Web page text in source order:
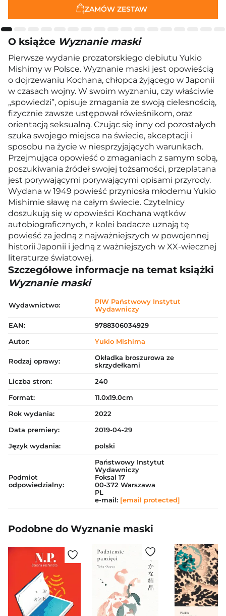
ZAMÓW ZESTAW
O książce Wyznanie maski
Pierwsze wydanie prozatorskiego debiutu Yukio
Mishimy w Polsce. Wyznanie maski jest opowieścią
o dojrzewaniu Kochana, chłopca żyjącego w Japonii
w czasach wojny. W swoim wyznaniu, czy właściwie
„spowiedzi”, opisuje zmagania ze swoją cielesnością,
fizycznie zawsze ustępował rówieśnikom, oraz
orientacją seksualną. Czując się inny od pozostałych
szuka swojego miejsca na świecie, akceptacji i
sposobu na życie w niesprzyjających warunkach.
Przejmująca opowieść o zmaganiach z samym sobą,
poszukiwania źródeł swojej tożsamości, przeplatana
jest porywającymi porywającymi opisami przyrody.
Wydana w 1949 powieść przyniosła młodemu Yukio
Mishimie sławę na całym świecie. Czytelnicy
doszukują się w opowieści Kochana wątków
autobiograficznych, z kolei badacze uznają tę
powieść za jedną z najważniejszych w powojennej
historii Japonii i jedną z ważniejszych w XX-wiecznej
literaturze światowej.
Szczegółowe informacje na temat książki
Wyznanie maski
Wydawnictwo:
PIW Państwowy Instytut
Wydawniczy
EAN:
9788306034929
Autor:
Yukio Mishima
Rodzaj oprawy:
Okładka broszurowa ze
skrzydełkami
Liczba stron:
240
Format:
11.0x19.0cm
Rok wydania:
2022
Data premiery:
2019-04-29
Język wydania:
polski
Podmiot
odpowiedzialny:
Państwowy Instytut
Wydawniczy
Foksal 17
00-372 Warszawa
PL
e-mail: [email protected]
Podobne do Wyznanie maski